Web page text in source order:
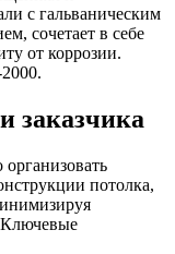
с гальваническим
сочетает в себе
от коррозии.
заказчика
потолка,
Ключевые